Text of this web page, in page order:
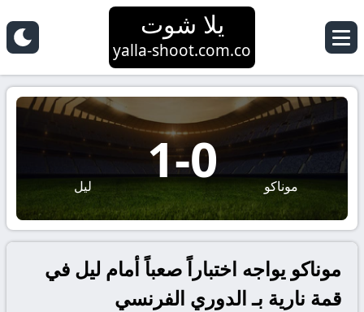
يلا شوت
yalla-shoot.com.co
موناكو 0
-
1 ليل
موناكو يواجه اختباراً صعباً أمام ليل في
قمة نارية بـ الدوري الفرنسي